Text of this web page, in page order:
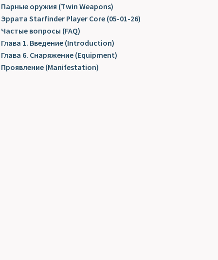
Парные оружия (Twin Weapons)
Эррата Starfinder Player Core (05-01-26)
Частые вопросы (FAQ)
Глава 1. Введение (Introduction)
Глава 6. Снаряжение (Equipment)
Проявление (Manifestation)